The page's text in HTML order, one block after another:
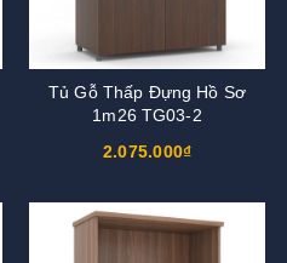
Tủ Gỗ Thấp Đựng Hồ Sơ
1m26 TG03-2
2.075.000₫